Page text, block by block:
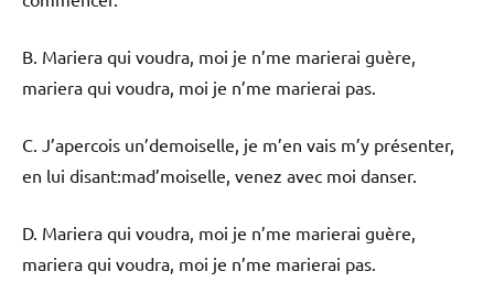
B. Mariera qui voudra, moi je n’me marierai guère,
mariera qui voudra, moi je n’me marierai pas.
C. J’apercois un’demoiselle, je m’en vais m’y présenter,
en lui disant:mad’moiselle, venez avec moi danser.
D. Mariera qui voudra, moi je n’me marierai guère,
mariera qui voudra, moi je n’me marierai pas.